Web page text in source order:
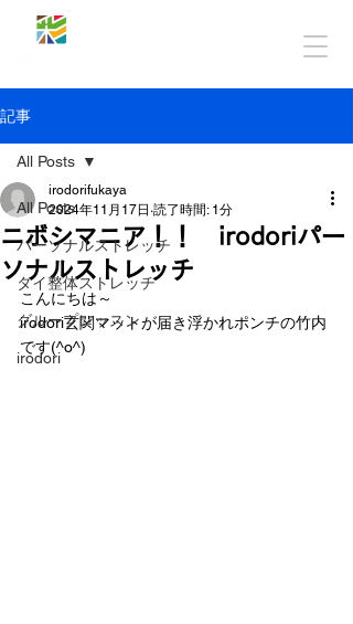
記事
All Posts
パーソナルストレッチ
タイ整体ストレッチ
グループレッスン
irodori
All Posts
ニボシマニア！！ irodoriパー
ソナルストレッチ
irodorifukaya
2024年11月17日 読了時間: 1分
こんにちは～
irodori玄関マットが届き浮かれポンチの竹内
です(^o^)